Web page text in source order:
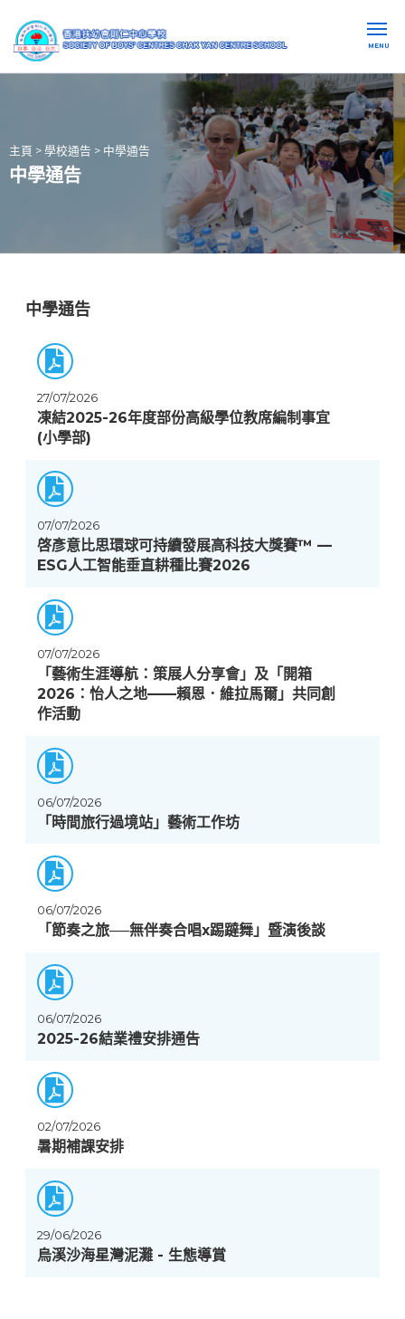
MENU
主頁 > 學校通告 > 中學通告
中學通告
中學通告
27/07/2026
凍結2025-26年度部份高級學位教席編制事宜
(小學部)
07/07/2026
啓彥意比思環球可持續發展高科技大獎賽™️ —
ESG人工智能垂直耕種比賽2026
07/07/2026
「藝術生涯導航：策展人分享會」及「開箱
2026：怡人之地——賴恩．維拉馬爾」共同創
作活動
06/07/2026
「時間旅行過境站」藝術工作坊
06/07/2026
「節奏之旅──無伴奏合唱x踢躂舞」暨演後談
06/07/2026
2025-26結業禮安排通告
02/07/2026
暑期補課安排
29/06/2026
烏溪沙海星灣泥灘 - 生態導賞